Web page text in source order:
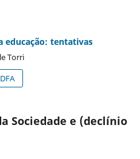
educação: tentativas
Torri
Sociedade e (declínio